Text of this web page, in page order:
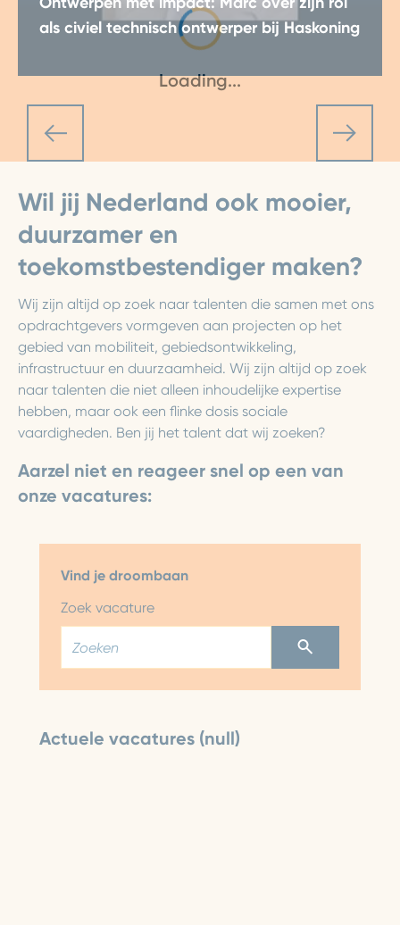
als civiel technisch ontwerper bij Haskoning
Na een zoektocht langs verschillende werkgevers
en opleidingen vond Marc zijn plek bij Haskoning.
“Hier ben ik omringd door experts en krijg ik de
ruimte om mezelf te blijven ontwikkelen.”
Wil jij Nederland ook mooier,
duurzamer en
toekomstbestendiger maken?
Wij zijn altijd op zoek naar talenten die samen met ons
opdrachtgevers vormgeven aan projecten op het
gebied van mobiliteit, gebiedsontwikkeling,
infrastructuur en duurzaamheid. Wij zijn altijd op zoek
naar talenten die niet alleen inhoudelijke expertise
hebben, maar ook een flinke dosis sociale
vaardigheden. Ben jij het talent dat wij zoeken?
Aarzel niet en reageer snel op een van
onze vacatures:
Loading...
Vind je droombaan
Zoek vacature
Actuele vacatures (null)